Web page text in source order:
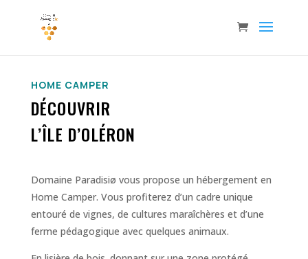
HOME CAMPER
DÉCOUVRIR
L’ÎLE D’OLÉRON
Domaine Paradisiø vous propose un hébergement en
Home Camper. Vous profiterez d’un cadre unique
entouré de vignes, de cultures maraîchères et d’une
ferme pédagogique avec quelques animaux.